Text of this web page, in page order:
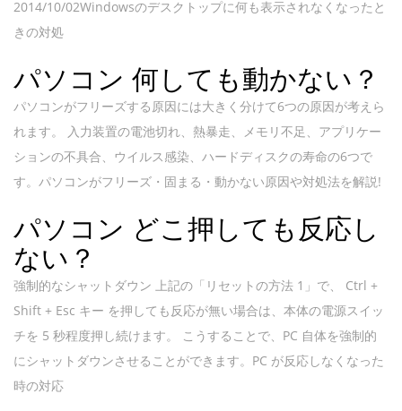
2014/10/02Windowsのデスクトップに何も表示されなくなったと
きの対処
パソコン 何しても動かない？
パソコンがフリーズする原因には大きく分けて6つの原因が考えら
れます。 入力装置の電池切れ、熱暴走、メモリ不足、アプリケー
ションの不具合、ウイルス感染、ハードディスクの寿命の6つで
す。パソコンがフリーズ・固まる・動かない原因や対処法を解説!
パソコン どこ押しても反応し
ない？
強制的なシャットダウン 上記の「リセットの方法 1」で、 Ctrl +
Shift + Esc キー を押しても反応が無い場合は、本体の電源スイッ
チを 5 秒程度押し続けます。 こうすることで、PC 自体を強制的
にシャットダウンさせることができます。PC が反応しなくなった
時の対応